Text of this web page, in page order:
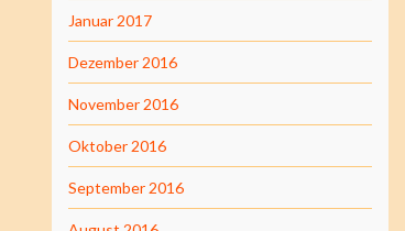
Januar 2017
Dezember 2016
November 2016
Oktober 2016
September 2016